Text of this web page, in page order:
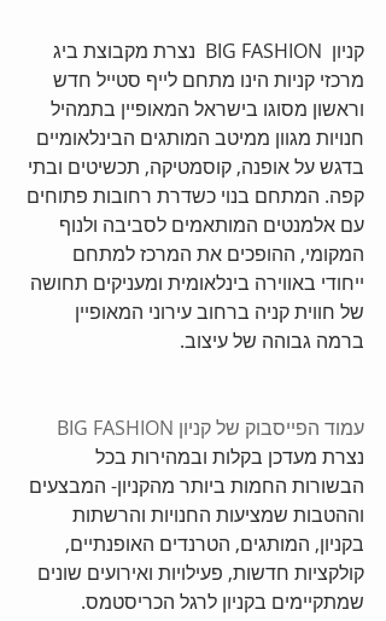
קניון  BIG FASHION  נצרת מקבוצת ביג
מרכזי קניות הינו מתחם לייף סטייל חדש
וראשון מסוגו בישראל המאופיין בתמהיל
חנויות מגוון ממיטב המותגים הבינלאומיים
בדגש על אופנה, קוסמטיקה, תכשיטים ובתי
קפה. המתחם בנוי כשדרת רחובות פתוחים
עם אלמנטים המותאמים לסביבה ולנוף
המקומי, ההופכים את המרכז למתחם
ייחודי באווירה בינלאומית ומעניקים תחושה
של חווית קניה ברחוב עירוני המאופיין
ברמה גבוהה של עיצוב.
עמוד הפייסבוק של קניון BIG FASHION
נצרת מעדכן בקלות ובמהירות בכל
הבשורות החמות ביותר מהקניון- המבצעים
וההטבות שמציעות החנויות והרשתות
בקניון, המותגים, הטרנדים האופנתיים,
קולקציות חדשות, פעילויות ואירועים שונים
שמתקיימים בקניון לרגל הכריסטמס.